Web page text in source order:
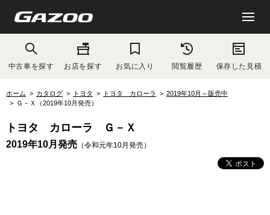
中古車を探す お店を探す お気に入り 閲覧履歴 保存した見積
ホーム カタログ トヨタ トヨタ カローラ
2019年10月～販売中
Ｇ－Ｘ（2019年10月発売）
トヨタ カローラ Ｇ－Ｘ
2019年10月発売 （令和元年10月発売）